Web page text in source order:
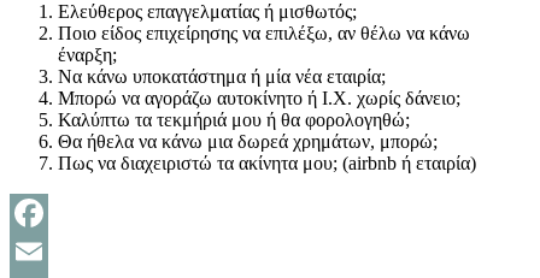
Ελεύθερος επαγγελματίας ή μισθωτός;
Ποιο είδος επιχείρησης να επιλέξω, αν θέλω να κάνω
έναρξη;
Να κάνω υποκατάστημα ή μία νέα εταιρία;
Μπορώ να αγοράζω αυτοκίνητο ή Ι.Χ. χωρίς δάνειο;
Καλύπτω τα τεκμήριά μου ή θα φορολογηθώ;
Θα ήθελα να κάνω μια δωρεά χρημάτων, μπορώ;
Πως να διαχειριστώ τα ακίνητα μου; (airbnb ή εταιρία)
Facebook